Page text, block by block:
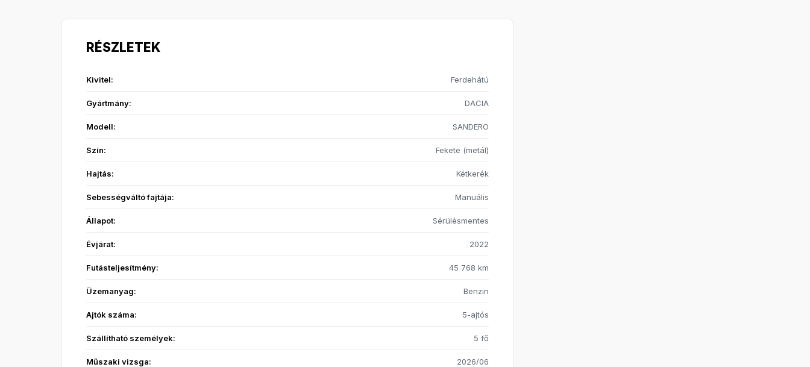
RÉSZLETEK
Kivitel: Ferdehátú
Gyártmány: DACIA
Modell: SANDERO
Szín: Fekete (metál)
Hajtás: Kétkerék
Sebességváltó fajtája: Manuális
Állapot: Sérülésmentes
Évjárat: 2022
Futásteljesítmény: 45 768 km
Üzemanyag: Benzin
Ajtók száma: 5-ajtós
Szállítható személyek: 5 fő
Műszaki vizsga: 2026/06